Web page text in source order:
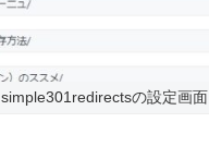
simple301redirectsの設定画面